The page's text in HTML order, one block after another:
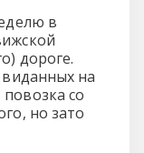
в
дороге.
на
со
но зато